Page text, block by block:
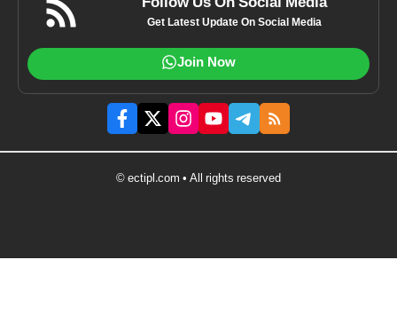
Get Latest Update On Social Media
Join Now
© ectipl.com • All rights reserved